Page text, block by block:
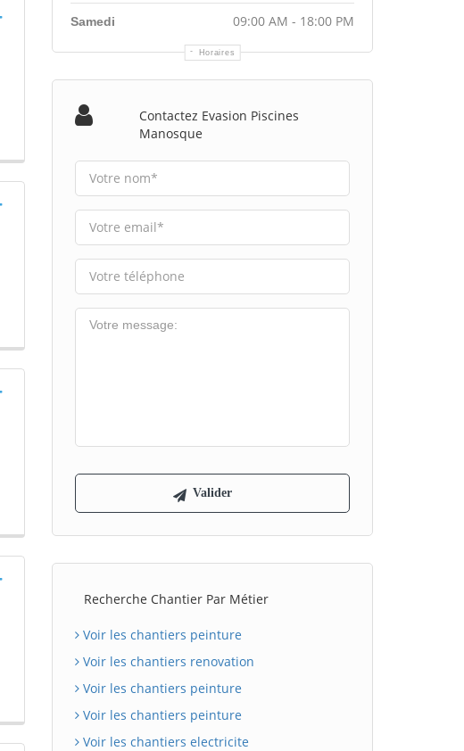
Horaires
Samedi 09:00 AM - 18:00 PM
Contactez Evasion Piscines
Manosque
Recherche Chantier Par Métier
Voir les chantiers peinture
Voir les chantiers renovation
Voir les chantiers peinture
Voir les chantiers peinture
Voir les chantiers electricite